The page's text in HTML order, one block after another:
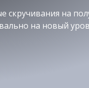
скручивания на
на новый